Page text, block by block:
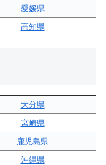
愛媛県
高知県
大分県
宮崎県
鹿児島県
沖縄県